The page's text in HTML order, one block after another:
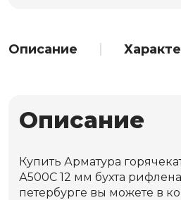
Описание
Описание
Купить Арматура
А500С 12 мм бухта
петербурге вы можете в